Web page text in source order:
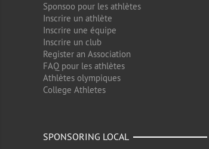
Sponsoo pour les athlètes
Inscrire un athlète
Inscrire une équipe
Inscrire un club
Register an Association
FAQ pour les athlètes
Athlètes olympiques
College Athletes
SPONSORING LOCAL